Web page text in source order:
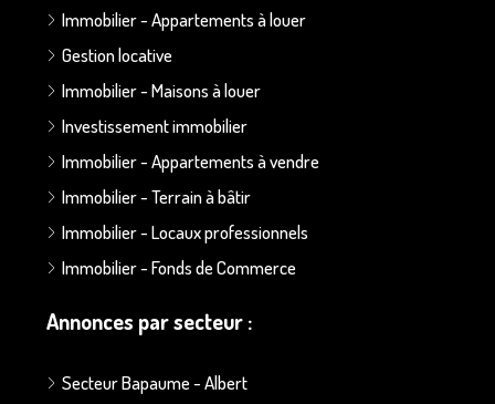
Immobilier - Appartements à louer
Gestion locative
Immobilier - Maisons à louer
Investissement immobilier
Immobilier - Appartements à vendre
Immobilier - Terrain à bâtir
Immobilier - Locaux professionnels
Immobilier - Fonds de Commerce
Annonces par secteur :
Secteur Bapaume - Albert